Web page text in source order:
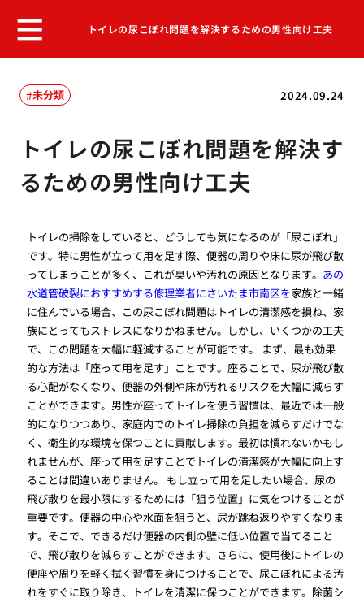
トイレの尿こぼれ問題を解決するための男性向け工夫
2024.09.24
未分類
トイレの尿こぼれ問題を解決す
るための男性向け工夫
トイレの掃除をしていると、どうしても気になるのが「尿こぼれ」
です。特に男性が立って用を足す際、便器の周りや床に尿が飛び散
ってしまうことが多く、これが臭いや汚れの原因となります。 あの
水道管破裂におすすめする修理業者にさいたま市南区を家族と一緒
に住んでいる場合、この尿こぼれ問題はトイレの清潔感を損ね、家
族にとってもストレスになりかねません。しかし、いくつかの工夫
で、この問題を大幅に軽減することが可能です。 まず、最も効果
的な方法は「座って用を足す」ことです。座ることで、尿が飛び散
る心配がなくなり、便器の外側や床が汚れるリスクを大幅に減らす
ことができます。男性が座ってトイレを使う習慣は、最近では一般
的になりつつあり、家庭内でのトイレ掃除の負担を減らすだけでな
く、衛生的な環境を保つことに貢献します。最初は慣れないかもし
れませんが、座って用を足すことでトイレの清潔感が大幅に向上す
ることは間違いありません。 もし立って用を足したい場合、尿の
飛び散りを最小限にするためには「狙う位置」に気をつけることが
重要です。便器の中心や水面を狙うと、尿が跳ね返りやすくなりま
す。そこで、できるだけ便器の内側の壁に低い位置で当てること
で、飛び散りを減らすことができます。さらに、使用後にトイレの
便座や周りを軽く拭く習慣を身につけることで、尿こぼれによる汚
れをすぐに取り除き、トイレを清潔に保つことができます。除菌シ